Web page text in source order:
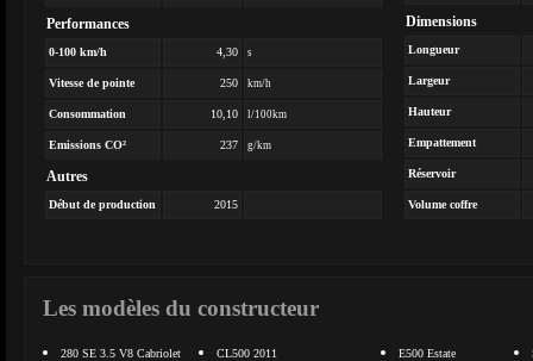
Performances
0-100 km/h 4,30 s
Vitesse de pointe 250 km/h
Consommation 10,10 l/100km
Emissions CO² 237 g/km
Autres
Début de production 2015
Dimensions
Longueur
Largeur
Hauteur
Empattement
Réservoir
Volume coffre
Les modèles du constructeur
280 SE 3.5 V8 Cabriolet
CL500 2011
E500 Estate